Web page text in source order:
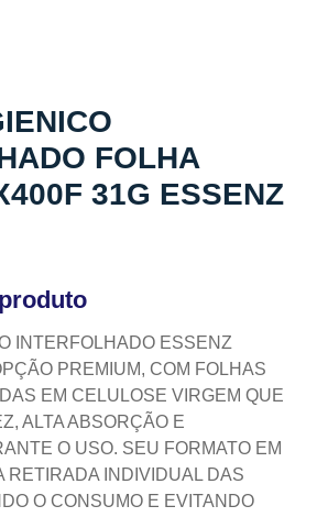
FOLHA
31G ESSENZ
INTERFOLHADO ESSENZ
PREMIUM, COM FOLHAS
EM CELULOSE VIRGEM QUE
ALTA ABSORÇÃO E
O USO. SEU FORMATO EM
RETIRADA INDIVIDUAL DAS
O CONSUMO E EVITANDO